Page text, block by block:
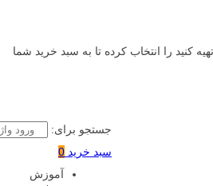
کنید را انتخاب کرده تا به سبد خرید شما
جستجو برای:
سبد خرید 0
آموزش